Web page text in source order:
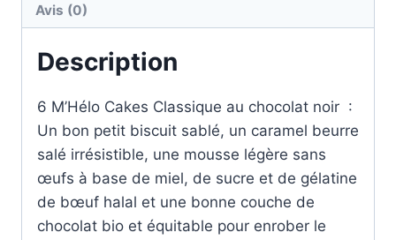
Avis (0)
Description
6 M’Hélo Cakes Classique au chocolat noir :
Un bon petit biscuit sablé, un caramel beurre
salé irrésistible, une mousse légère sans
œufs à base de miel, de sucre et de gélatine
de bœuf halal et une bonne couche de
chocolat bio et équitable pour enrober le